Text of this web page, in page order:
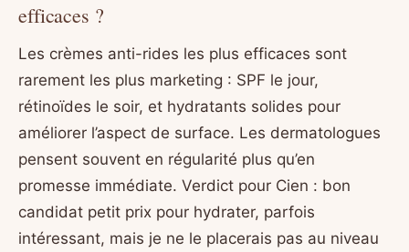
efficaces ?
Les crèmes anti-rides les plus efficaces sont
rarement les plus marketing : SPF le jour,
rétinoïdes le soir, et hydratants solides pour
améliorer l’aspect de surface. Les dermatologues
pensent souvent en régularité plus qu’en
promesse immédiate. Verdict pour Cien : bon
candidat petit prix pour hydrater, parfois
intéressant, mais je ne le placerais pas au niveau